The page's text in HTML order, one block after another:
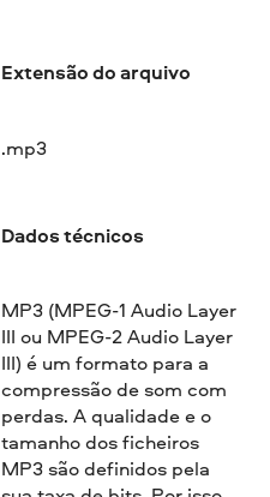
Extensão do arquivo
.mp3
Dados técnicos
MP3 (MPEG-1 Audio Layer
III ou MPEG-2 Audio Layer
III) é um formato para a
compressão de som com
perdas. A qualidade e o
tamanho dos ficheiros
MP3 são definidos pela